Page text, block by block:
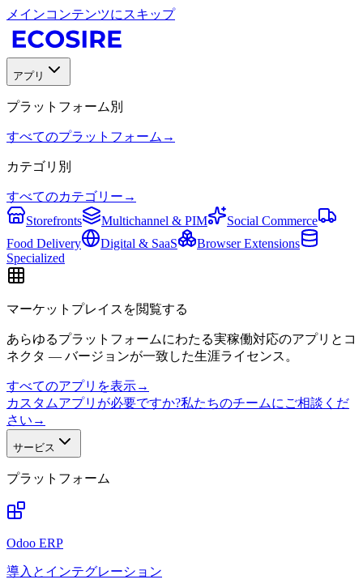
メインコンテンツにスキップ
アプリ
プラットフォーム別
すべてのプラットフォーム →
カテゴリ別
すべてのカテゴリー →
Storefronts
Multichannel & PIM
Social Commerce
Food Delivery
Digital & SaaS
Browser Extensions
Specialized
マーケットプレイスを閲覧する
あらゆるプラットフォームにわたる実稼働対応のアプリとコ
ネクタ — バージョンが一致した生涯ライセンス。
すべてのアプリを表示→
カスタムアプリが必要ですか?私たちのチームにご相談くだ
さい →
サービス
プラットフォーム
Odoo ERP
導入とインテグレーション